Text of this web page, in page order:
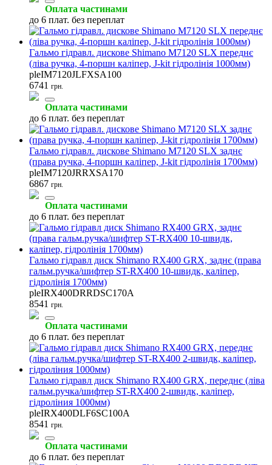
Оплата частинами
до 6 плат. без переплат
Гальмо гідравл. дискове Shimano M7120 SLX переднє
(ліва ручка, 4-поршн каліпер, J-kit гідролінія 1000мм)
pleIM7120JLFXSA100
6741 грн.
Оплата частинами
до 6 плат. без переплат
Гальмо гідравл. дискове Shimano M7120 SLX заднє
(права ручка, 4-поршн каліпер, J-kit гідролінія 1700мм)
pleIM7120JRRXSA170
6867 грн.
Оплата частинами
до 6 плат. без переплат
Гальмо гідравл диск Shimano RX400 GRX, заднє (права
гальм.ручка/шифтер ST-RX400 10-швидк, каліпер,
гідролінія 1700мм)
pleIRX400DRRDSC170A
8541 грн.
Оплата частинами
до 6 плат. без переплат
Гальмо гідравл диск Shimano RX400 GRX, переднє (ліва
гальм.ручка/шифтер ST-RX400 2-швидк, каліпер,
гідроліния 1000мм)
pleIRX400DLF6SC100A
8541 грн.
Оплата частинами
до 6 плат. без переплат